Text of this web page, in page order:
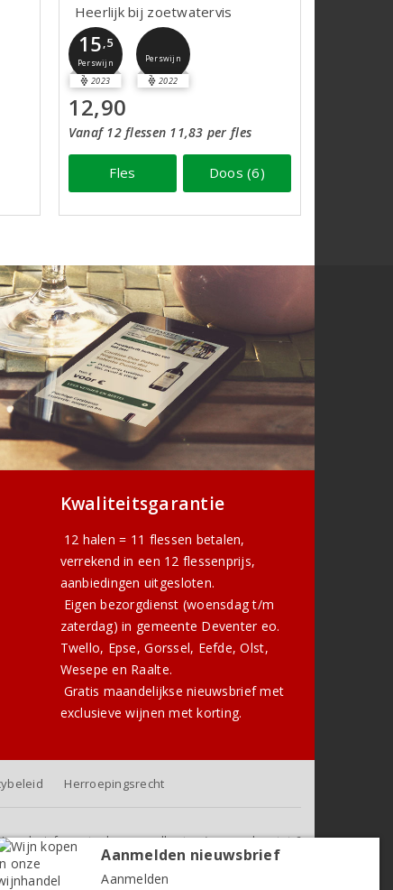
Heerlijk bij zoetwatervis
15,5
Perswijn
2023
Perswijn
2022
12,90
Vanaf 12 flessen 11,83 per fles
Fles Doos (6)
Kwaliteitsgarantie
12 halen = 11 flessen betalen,
verrekend in een 12 flessenprijs,
aanbiedingen uitgesloten.
Eigen bezorgdienst (woensdag t/m
zaterdag) in gemeente Deventer eo.
Twello, Epse, Gorssel, Eefde, Olst,
Wesepe en Raalte.
Gratis maandelijkse nieuwsbriefmet
exclusieve wijnen met korting.
Herroepingsrecht
exclusief eventuele verzendkosten (voor orders tot 6
flessen)
Aanmelden nieuwsbrief
Aanmelden